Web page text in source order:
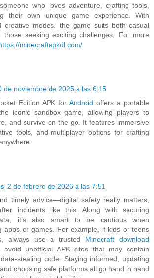
who loves adventure, crafting tools,
their own unique game experience. With
creative modes, the game suits both casual
those seeking exciting challenges. For more
minecraftapkdl.com/
de noviembre de 2025 a las 6:15
Edition APK for Android offers a portable
iconic sandbox game, allowing players to
and survive on the go. It features immersive
tools, and multiplayer options for crafting
2 de febrero de 2026 a las 7:51
timely advice—digital safety really matters,
incidents like this. Along with securing
it’s also smart to be cautious when
apps or games. For example, if kids or teens
always use a trusted Minecraft download
avoid unofficial APK sites that may contain
stealing code. Staying informed, updating
choosing safe platforms all go hand in hand